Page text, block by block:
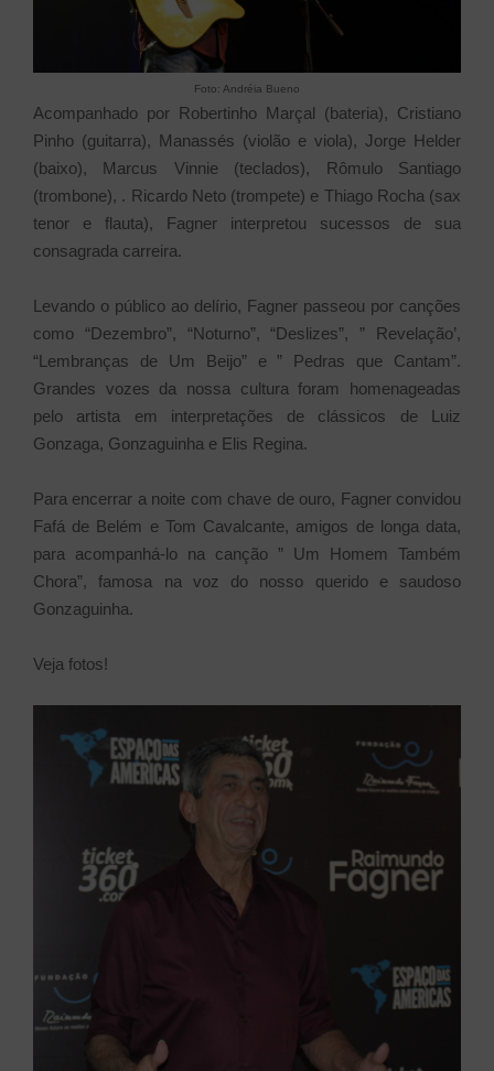
Foto: Andréia Bueno
Acompanhado por Robertinho Marçal (bateria), Cristiano
Pinho (guitarra), Manassés (violão e viola), Jorge Helder
(baixo), Marcus Vinnie (teclados), Rômulo Santiago
(trombone), . Ricardo Neto (trompete) e Thiago Rocha (sax
tenor e flauta), Fagner interpretou sucessos de sua
consagrada carreira.
Levando o público ao delírio, Fagner passeou por canções
como “Dezembro”, “Noturno”, “Deslizes”, ” Revelação’,
“Lembranças de Um Beijo” e ” Pedras que Cantam”.
Grandes vozes da nossa cultura foram homenageadas
pelo artista em interpretações de clássicos de Luiz
Gonzaga, Gonzaguinha e Elis Regina.
Para encerrar a noite com chave de ouro, Fagner convidou
Fafá de Belém e Tom Cavalcante, amigos de longa data,
para acompanhá-lo na canção ” Um Homem Também
Chora”, famosa na voz do nosso querido e saudoso
Gonzaguinha.
Veja fotos!